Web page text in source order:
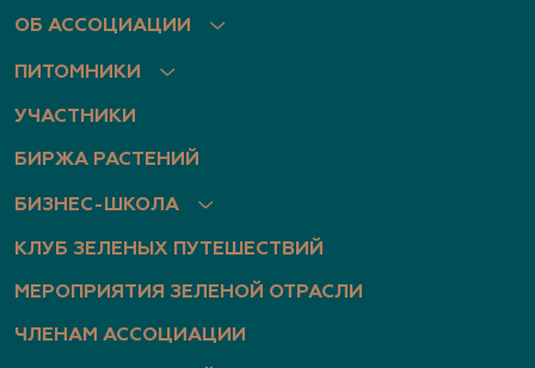
ОБ АССОЦИАЦИИ
ПИТОМНИКИ
УЧАСТНИКИ
БИРЖА РАСТЕНИЙ
БИЗНЕС-ШКОЛА
КЛУБ ЗЕЛЕНЫХ ПУТЕШЕСТВИЙ
МЕРОПРИЯТИЯ ЗЕЛЕНОЙ ОТРАСЛИ
ЧЛЕНАМ АССОЦИАЦИИ